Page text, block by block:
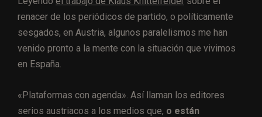
renacer de los periódicos de partido, o políticamente
sesgados, en Austria, algunos paralelismos me han
venido pronto a la mente con la situación que vivimos
en España.
«Plataformas con agenda». Así llaman los editores
serios austriacos a los medios que, o están